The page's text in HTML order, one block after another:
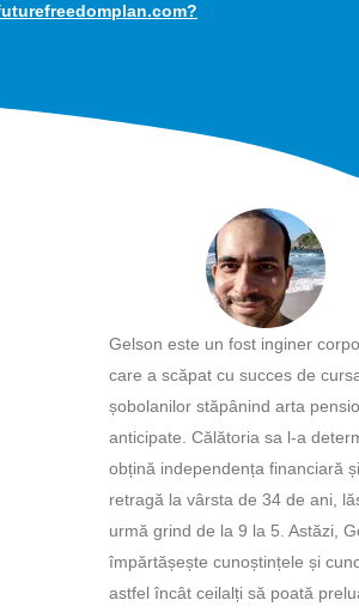
Gelson este un fost inginer
care a scăpat cu succes de
șobolanilor stăpânind arta
anticipate. Călătoria sa l-a
obțină independența financiară
retragă la vârsta de 34 de ani,
urmă grind de la 9 la 5. Astăzi,
împărtășește cunoștințele și
astfel încât ceilalți să poată